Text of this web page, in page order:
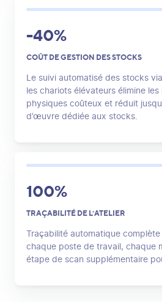
-40%
COÛT DE GESTION DES STOCKS
Le suivi automatisé des stocks
les chariots élévateurs élimine
physiques coûteux et réduit
d’œuvre dédiée aux stocks.
100%
TRAÇABILITÉ DE L’ATELIER
Traçabilité automatique
chaque poste de travail, chaque
étape de scan supplémentaire